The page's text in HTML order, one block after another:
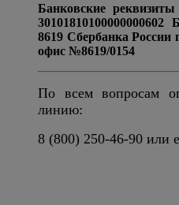
Банковские реквизиты
8619 Сбербанка России
офис №8619/0154
По всем вопросам
линию:
8 (800) 250-46-90 или